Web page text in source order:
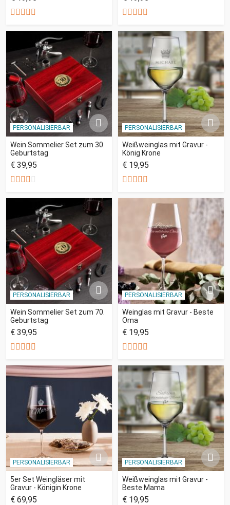
PERSONALISIERBAR
Wein Sommelier Set zum 30.
Geburtstag
€ 39,95
PERSONALISIERBAR
Weißweinglas mit Gravur -
König Krone
€ 19,95
PERSONALISIERBAR
Wein Sommelier Set zum 70.
Geburtstag
€ 39,95
PERSONALISIERBAR
Weinglas mit Gravur - Beste
Oma
€ 19,95
PERSONALISIERBAR
5er Set Weingläser mit
Gravur - Königin Krone
€ 69,95
PERSONALISIERBAR
Weißweinglas mit Gravur -
Beste Mama
€ 19,95